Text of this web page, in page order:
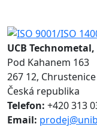
UCB Technometal,
Pod Kahanem 163
267 12, Chrustenice
Česká republika
Telefon: +420 313
Email: